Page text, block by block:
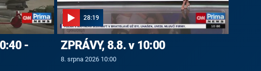
-
28:19
ZPRÁVY, 8.8. v 10:00
8. srpna 2026 10:00